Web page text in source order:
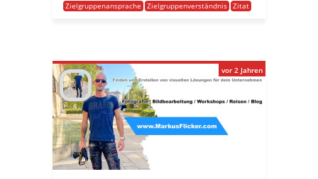
Zielgruppenansprache
Zielgruppenverständnis Zitat
vor 2 Jahren